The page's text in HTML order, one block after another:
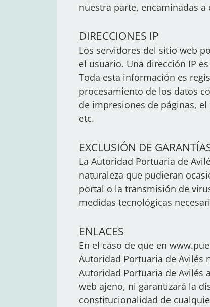
nuestra parte, encaminadas
DIRECCIONES IP
Los servidores del sitio web
el usuario. Una dirección IP
Toda esta información es
procesamiento de los datos
de impresiones de páginas,
etc.
EXCLUSIÓN DE
La Autoridad Portuaria de
naturaleza que pudieran
portal o la transmisión de
medidas tecnológicas
ENLACES
​​En el caso de que en
Autoridad Portuaria de Avilés
Autoridad Portuaria de Avilés
web ajeno, ni garantizará la
constitucionalidad de